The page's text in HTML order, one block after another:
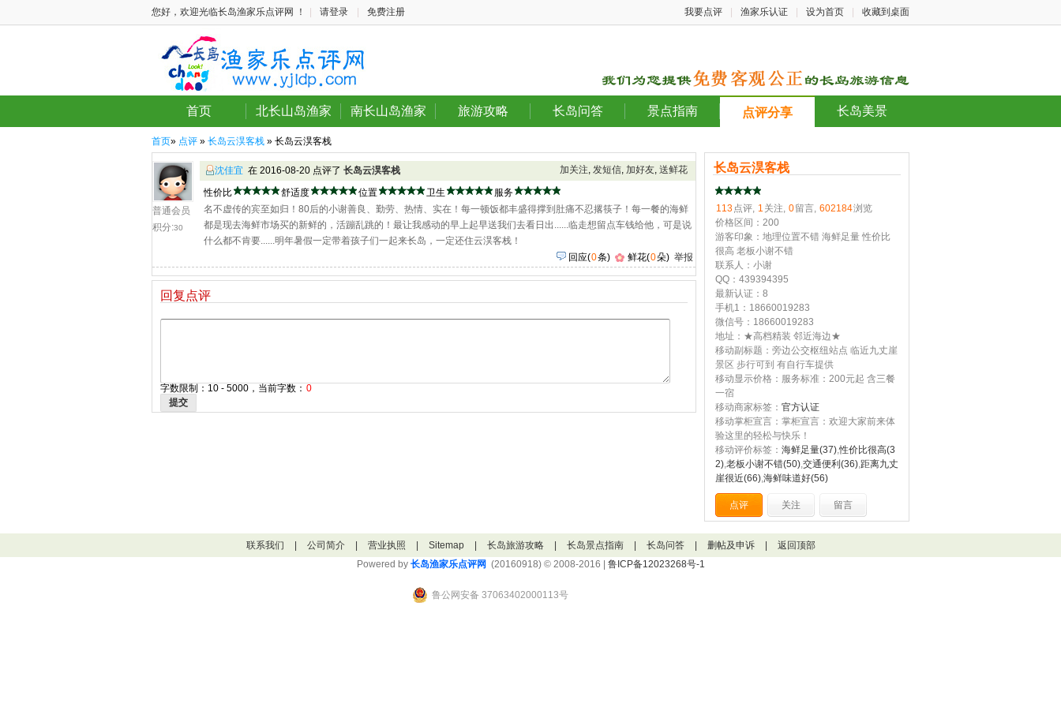
您好，欢迎光临长岛渔家乐点评网 ！ 请登录 免费注册 我要点评 渔家乐认证 设为首页 收藏到桌面
首页 北长山岛渔家 南长山岛渔家 旅游攻略 长岛问答 景点指南 点评分享 长岛美景
首页» 点评 » 长岛云淏客栈 » 长岛云淏客栈
普通会员
积分:30
加关注, 发短信, 加好友, 送鲜花
沈佳宜 在 2016-08-20 点评了 长岛云淏客栈
性价比
舒适度 位置 卫生
服务
名不虚传的宾至如归！80后的小谢善良、勤劳、热情、实在！每一顿饭都丰盛得撑到肚痛不忍撂筷子！每一餐的海鲜
都是现去海鲜市场买的新鲜的，活蹦乱跳的！最让我感动的早上起早送我们去看日出......临走想留点车钱给他，可是说
什么都不肯要......明年暑假一定带着孩子们一起来长岛，一定还住云淏客栈！
回应(0条) 鲜花(0朵) 举报
回复点评
字数限制：10 - 5000，当前字数： 0
提交
长岛云淏客栈
113点评, 1 关注, 0留言, 602184浏览
价格区间：200
游客印象：地理位置不错 海鲜足量 性价比
很高 老板小谢不错
联系人：小谢
QQ：439394395
最新认证：8
手机1：18660019283
微信号：18660019283
地址：★高档精装 邻近海边★
移动副标题：旁边公交枢纽站点 临近九丈崖
景区 步行可到 有自行车提供
移动显示价格：服务标准：200元起 含三餐
一宿
移动商家标签： 官方认证
移动掌柜宣言：掌柜宣言：欢迎大家前来体
验这里的轻松与快乐！
移动评价标签： 海鲜足量(37),性价比很高(3
2),老板小谢不错(50),交通便利(36),距离九丈
崖很近(66),海鲜味道好(56)
点评 关注 留言
联系我们 公司简介 营业执照 Sitemap 长岛旅游攻略 长岛景点指南 长岛问答 删帖及申诉
返回顶部
Powered by 长岛渔家乐点评网 (20160918) © 2008-2016 | 鲁ICP备12023268号-1
鲁公网安备 37063402000113号